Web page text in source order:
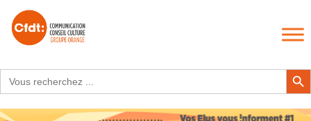
for:
Search